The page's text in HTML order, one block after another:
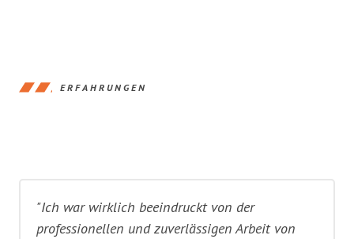
ERFAHRUNGEN
"Ich war wirklich beeindruckt von der
professionellen und zuverlässigen Arbeit von